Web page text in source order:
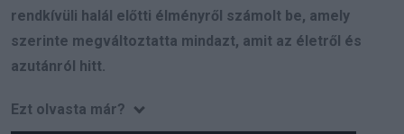
rendkívüli halál előtti élményről számolt be, amely
szerinte megváltoztatta mindazt, amit az életről és
azutánról hitt.
Ezt olvasta már?